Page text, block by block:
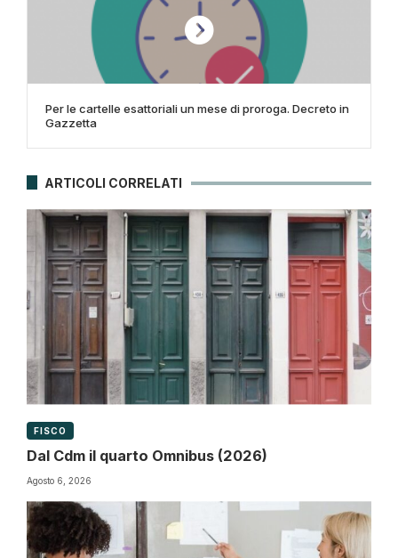
Per le cartelle esattoriali un mese di proroga. Decreto in
Gazzetta
ARTICOLI CORRELATI
FISCO
Dal Cdm il quarto Omnibus (2026)
Agosto 6, 2026